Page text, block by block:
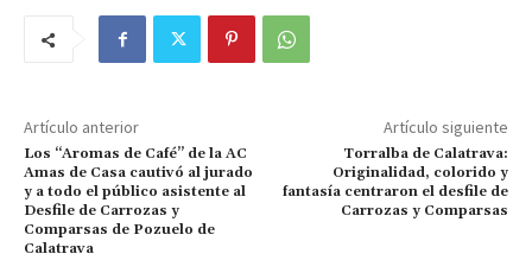
Artículo anterior
Los “Aromas de Café” de la AC
Amas de Casa cautivó al jurado
y a todo el público asistente al
Desfile de Carrozas y
Comparsas de Pozuelo de
Calatrava
Artículo siguiente
Torralba de Calatrava:
Originalidad, colorido y
fantasía centraron el desfile de
Carrozas y Comparsas